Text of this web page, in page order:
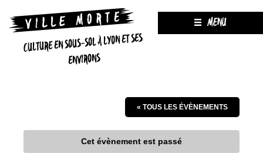
CULTURE EN SOUS-SOL À LYON ET SES
ENVIRONS
MENU
« TOUS LES ÉVÈNEMENTS
Cet évènement est passé